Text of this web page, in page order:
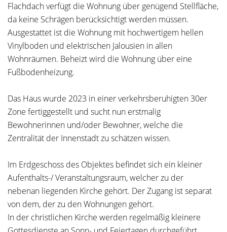
Flachdach verfügt die Wohnung über genügend Stellfläche,
da keine Schrägen berücksichtigt werden müssen.
Ausgestattet ist die Wohnung mit hochwertigem hellen
Vinylboden und elektrischen Jalousien in allen
Wohnräumen. Beheizt wird die Wohnung über eine
Fußbodenheizung.
Das Haus wurde 2023 in einer verkehrsberuhigten 30er
Zone fertiggestellt und sucht nun erstmalig
Bewohnerinnen und/oder Bewohner, welche die
Zentralität der Innenstadt zu schätzen wissen.
Im Erdgeschoss des Objektes befindet sich ein kleiner
Aufenthalts-/ Veranstaltungsraum, welcher zu der
nebenan liegenden Kirche gehört. Der Zugang ist separat
von dem, der zu den Wohnungen gehört.
In der christlichen Kirche werden regelmäßig kleinere